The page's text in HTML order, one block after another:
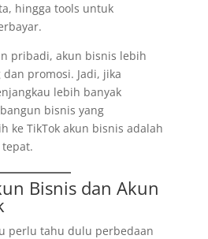
hingga tools untuk
pribadi, akun bisnis lebih
promosi. Jadi, jika
lebih banyak
bisnis yang
ke TikTok akun bisnis adalah
Bisnis dan Akun
perlu tahu dulu perbedaan